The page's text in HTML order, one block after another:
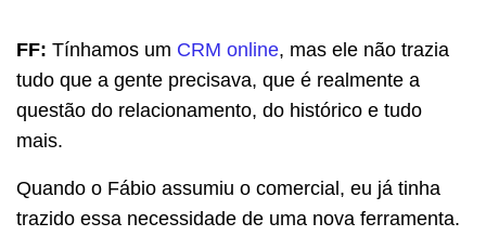
FF: Tínhamos um CRM online, mas ele não trazia
tudo que a gente precisava, que é realmente a
questão do relacionamento, do histórico e tudo
mais.
Quando o Fábio assumiu o comercial, eu já tinha
trazido essa necessidade de uma nova ferramenta.